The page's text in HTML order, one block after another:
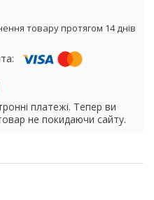
товару протягом 14 днів
платежі. Тепер ви
не покидаючи сайту.